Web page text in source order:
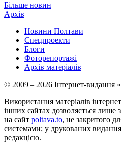
Більше новин
Архів
Новини Полтави
Спецпроекти
Блоги
Фоторепортажі
Архів матеріалів
© 2009 – 2026 Інтернет-видання
Використання матеріалів
інших сайтах дозволяється лише
на сайт poltava.to, не закритого
системами; у друкованих
редакцією.